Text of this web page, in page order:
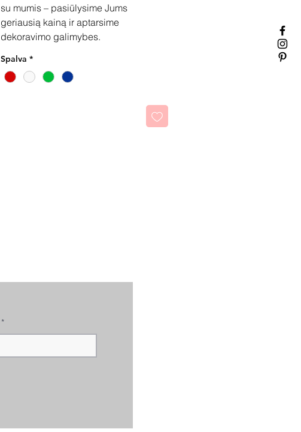
su mumis – pasiūlysime Jums
geriausią kainą ir aptarsime
dekoravimo galimybes.
Spalva *